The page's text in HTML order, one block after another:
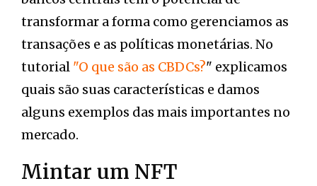
transformar a forma como gerenciamos as
transações e as políticas monetárias. No
tutorial "O que são as CBDCs?" explicamos
quais são suas características e damos
alguns exemplos das mais importantes no
mercado.
Mintar um NFT